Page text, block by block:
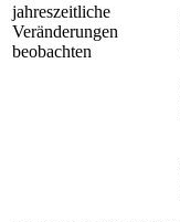
jahreszeitliche
Veränderungen
beobachten